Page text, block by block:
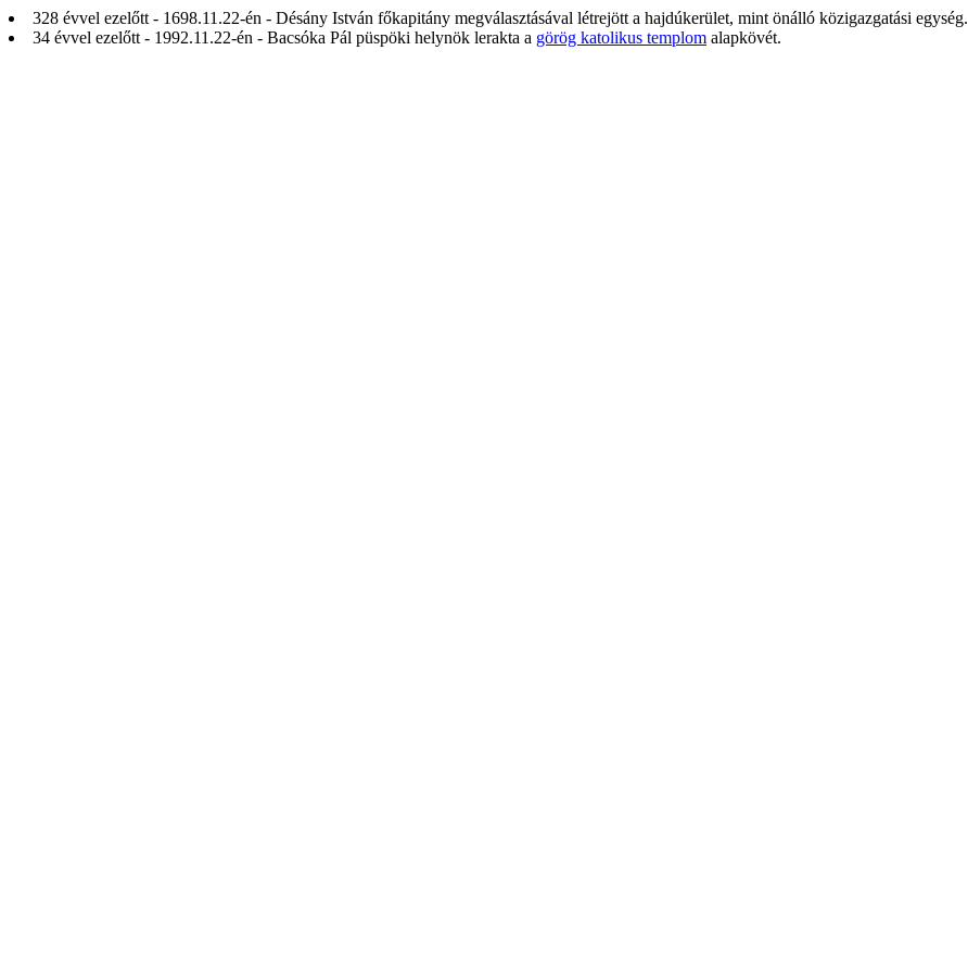
328 évvel ezelőtt - 1698.11.22-én - Désány István főkapitány megválasztásával létrejött a hajdúkerület, mint önálló közigazgatási egység.
34 évvel ezelőtt - 1992.11.22-én - Bacsóka Pál püspöki helynök lerakta a görög katolikus templom alapkövét.